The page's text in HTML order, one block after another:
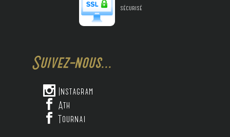
sécurisé
Suivez-nous...
 Instagram
 Ath
 Tournai